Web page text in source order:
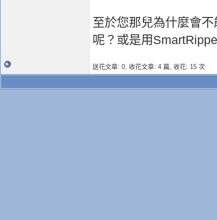
至於您那兒為什麼會
呢？或是用
送花文章: 0, 收花文章: 4 篇, 收花: 15 次